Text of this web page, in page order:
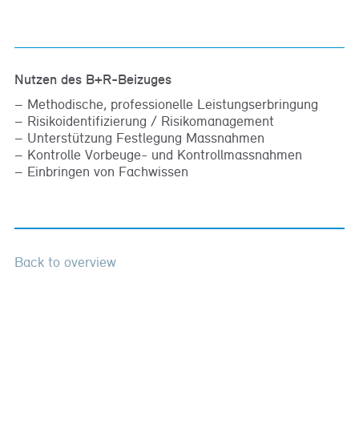
Nutzen des B+R-Beizuges
Methodische, professionelle Leistungserbringung
Risikoidentifizierung / Risikomanagement
Unterstützung Festlegung Massnahmen
Kontrolle Vorbeuge- und Kontrollmassnahmen
Einbringen von Fachwissen
Back to overview